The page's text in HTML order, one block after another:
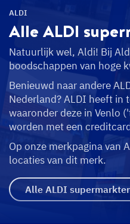
ALDI
Alle ALDI
Natuurlijk wel, Aldi! Bij
boodschappen van hoge
Benieuwd naar andere
Nederland? ALDI heeft in
waaronder deze in Venlo
worden met een
Op onze merkpagina van
locaties van dit merk.
Alle ALDI